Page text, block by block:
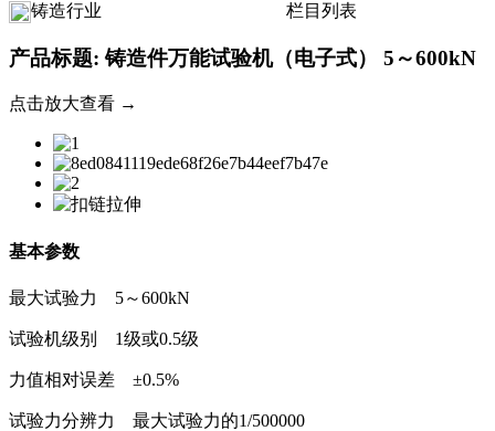
铸造行业 栏目列表
产品标题: 铸造件万能试验机（电子式） 5～600kN
点击放大查看 →
基本参数
最大试验力 5～600kN
试验机级别 1级或0.5级
力值相对误差 ±0.5%
试验力分辨力 最大试验力的1/500000